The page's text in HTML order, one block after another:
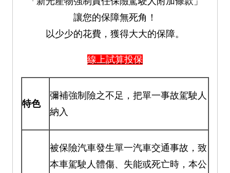
讓您的保障無死角！
以少少的花費，獲得大大的保障。
線上試算投保
特色
彌補強制險之不足，把單一事故駕駛人
納入
被保險汽車發生單一汽車交通事故，致
本車駕駛人體傷、失能或死亡時，本公